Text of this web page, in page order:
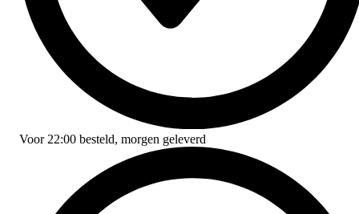
Voor 22:00 besteld, morgen geleverd